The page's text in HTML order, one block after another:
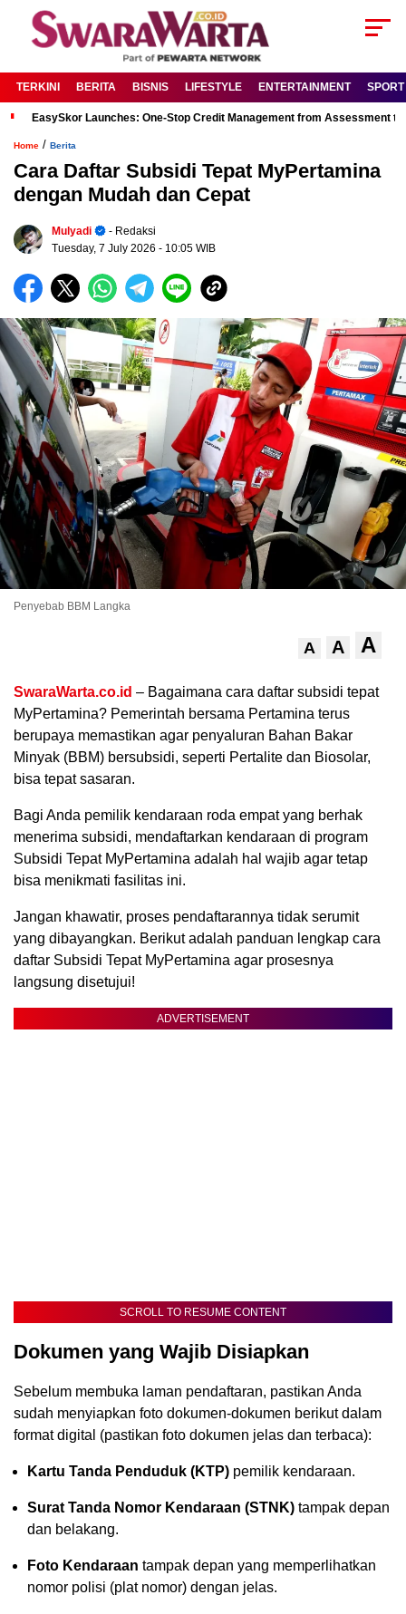
TERKINI BERITA BISNIS LIFESTYLE ENTERTAINMENT SPORT
EasySkor Launches: One-Stop Credit Management from Assessment
Home / Berita
Cara Daftar Subsidi Tepat MyPertamina
dengan Mudah dan Cepat
Mulyadi
- Redaksi
Tuesday, 7 July 2026 - 10:05 WIB
Penyebab BBM Langka
A A A
SwaraWarta.co.id – Bagaimana cara daftar subsidi tepat
MyPertamina? Pemerintah bersama Pertamina terus
berupaya memastikan agar penyaluran Bahan Bakar
Minyak (BBM) bersubsidi, seperti Pertalite dan Biosolar,
bisa tepat sasaran.
Bagi Anda pemilik kendaraan roda empat yang berhak
menerima subsidi, mendaftarkan kendaraan di program
Subsidi Tepat MyPertamina adalah hal wajib agar tetap
bisa menikmati fasilitas ini.
Jangan khawatir, proses pendaftarannya tidak serumit
yang dibayangkan. Berikut adalah panduan lengkap cara
daftar Subsidi Tepat MyPertamina agar prosesnya
langsung disetujui!
ADVERTISEMENT
SCROLL TO RESUME CONTENT
Dokumen yang Wajib Disiapkan
Sebelum membuka laman pendaftaran, pastikan Anda
sudah menyiapkan foto dokumen-dokumen berikut dalam
format digital (pastikan foto dokumen jelas dan terbaca):
Kartu Tanda Penduduk (KTP) pemilik kendaraan.
Surat Tanda Nomor Kendaraan (STNK) tampak depan
dan belakang.
Foto Kendaraan tampak depan yang memperlihatkan
nomor polisi (plat nomor) dengan jelas.